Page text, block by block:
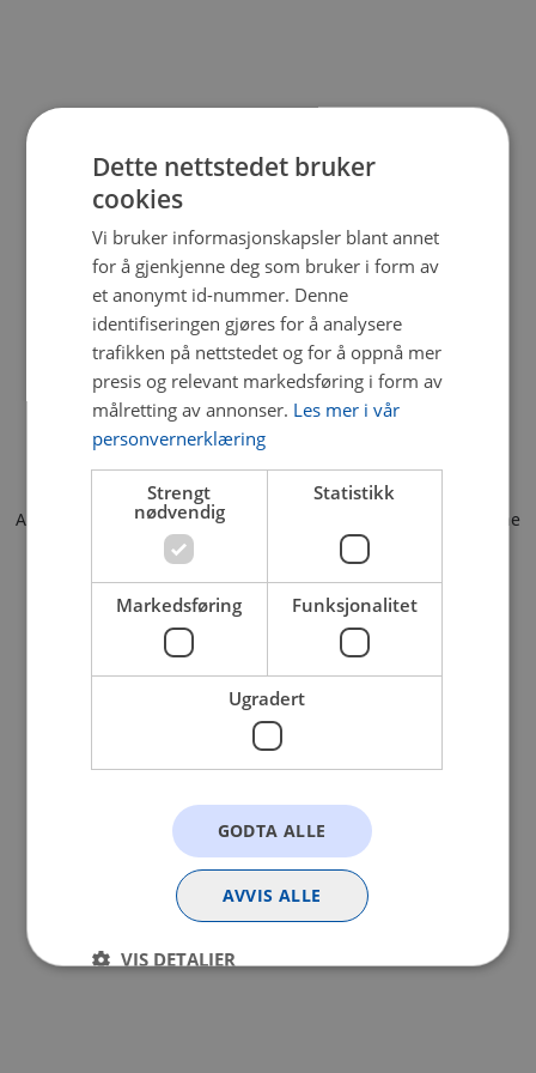
Application error: a client-side exception has occurred (see the
browser console for more information).
Dette nettstedet bruker
cookies
Vi bruker informasjonskapsler blant annet
for å gjenkjenne deg som bruker i form av
et anonymt id-nummer. Denne
identifiseringen gjøres for å analysere
trafikken på nettstedet og for å oppnå mer
presis og relevant markedsføring i form av
målretting av annonser. Les mer i vår
personvernerklæring
Strengt
nødvendig
Statistikk
Markedsføring Funksjonalitet
Ugradert
GODTA ALLE
AVVIS ALLE
VIS DETALJER